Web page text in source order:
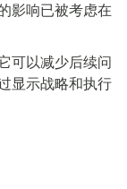
影响已被考虑在
可以减少后续问
显示战略和执行